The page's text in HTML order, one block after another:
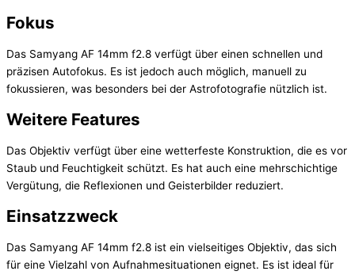
Fokus
Das Samyang AF 14mm f2.8 verfügt über einen schnellen und
präzisen Autofokus. Es ist jedoch auch möglich, manuell zu
fokussieren, was besonders bei der Astrofotografie nützlich ist.
Weitere Features
Das Objektiv verfügt über eine wetterfeste Konstruktion, die es vor
Staub und Feuchtigkeit schützt. Es hat auch eine mehrschichtige
Vergütung, die Reflexionen und Geisterbilder reduziert.
Einsatzzweck
Das Samyang AF 14mm f2.8 ist ein vielseitiges Objektiv, das sich
für eine Vielzahl von Aufnahmesituationen eignet. Es ist ideal für